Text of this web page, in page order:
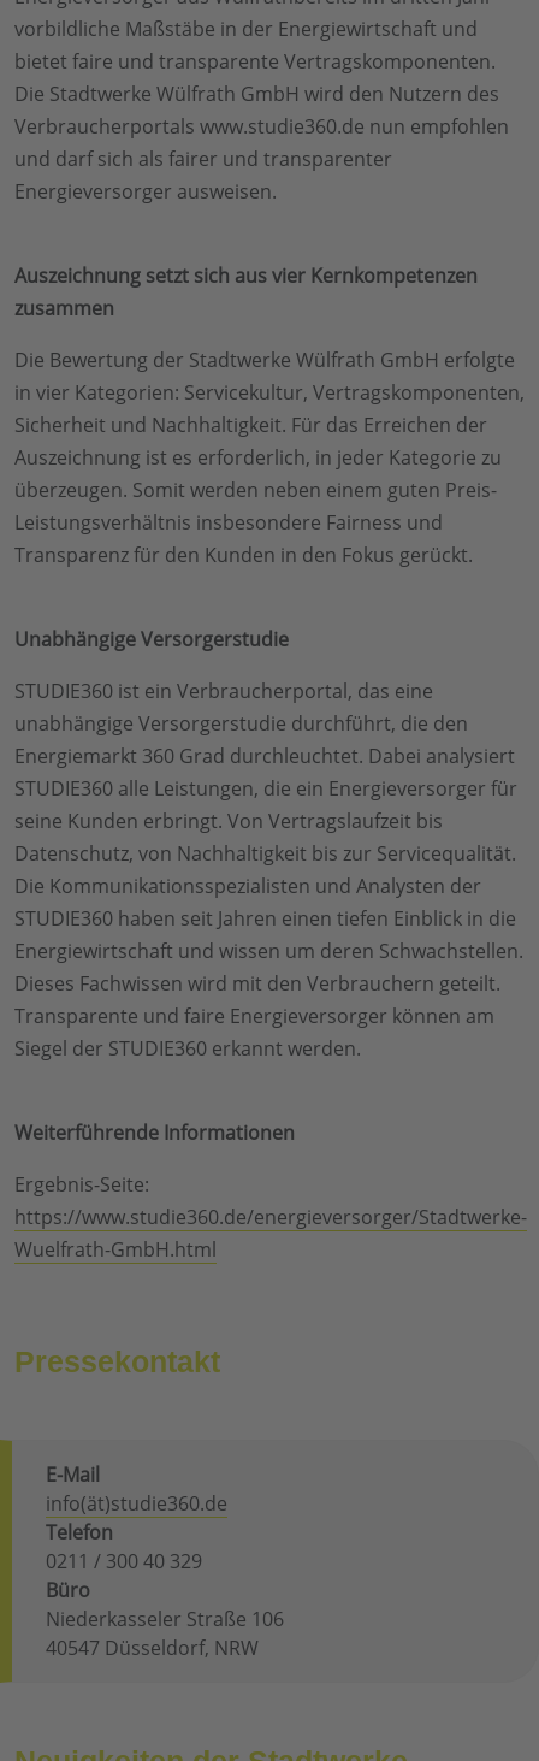
vorbildliche Maßstäbe in der Energiewirtschaft und
bietet faire und transparente Vertragskomponenten.
Die Stadtwerke Wülfrath GmbH wird den Nutzern des
Verbraucherportals www.studie360.de nun empfohlen
und darf sich als fairer und transparenter
Energieversorger ausweisen.
Auszeichnung setzt sich aus vier Kernkompetenzen
zusammen
Die Bewertung der Stadtwerke Wülfrath GmbH erfolgte
in vier Kategorien: Servicekultur, Vertragskomponenten,
Sicherheit und Nachhaltigkeit. Für das Erreichen der
Auszeichnung ist es erforderlich, in jeder Kategorie zu
überzeugen. Somit werden neben einem guten Preis-
Leistungsverhältnis insbesondere Fairness und
Transparenz für den Kunden in den Fokus gerückt.
Unabhängige Versorgerstudie
STUDIE360 ist ein Verbraucherportal, das eine
unabhängige Versorgerstudie durchführt, die den
Energiemarkt 360 Grad durchleuchtet. Dabei analysiert
STUDIE360 alle Leistungen, die ein Energieversorger für
seine Kunden erbringt. Von Vertragslaufzeit bis
Datenschutz, von Nachhaltigkeit bis zur Servicequalität.
Die Kommunikationsspezialisten und Analysten der
STUDIE360 haben seit Jahren einen tiefen Einblick in die
Energiewirtschaft und wissen um deren Schwachstellen.
Dieses Fachwissen wird mit den Verbrauchern geteilt.
Transparente und faire Energieversorger können am
Siegel der STUDIE360 erkannt werden.
Weiterführende Informationen
Ergebnis-Seite:
https://www.studie360.de/energieversorger/Stadtwerke-
Wuelfrath-GmbH.html
Pressekontakt
E-Mail
info(ät)studie360.de
Telefon
0211 / 300 40 329
Büro
Niederkasseler Straße 106
40547 Düsseldorf, NRW